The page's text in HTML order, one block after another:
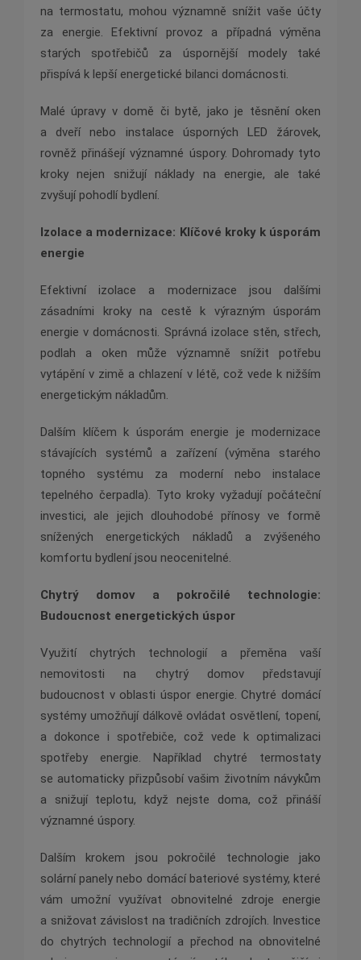
na termostatu, mohou významně snížit vaše účty
za energie. Efektivní provoz a případná výměna
starých spotřebičů za úspornější modely také
přispívá k lepší energetické bilanci domácnosti.
Malé úpravy v domě či bytě, jako je těsnění oken
a dveří nebo instalace úsporných LED žárovek,
rovněž přinášejí významné úspory. Dohromady tyto
kroky nejen snižují náklady na energie, ale také
zvyšují pohodlí bydlení.
Izolace a modernizace: Klíčové kroky k úsporám
energie
Efektivní izolace a modernizace jsou dalšími
zásadními kroky na cestě k výrazným úsporám
energie v domácnosti. Správná izolace stěn, střech,
podlah a oken může významně snížit potřebu
vytápění v zimě a chlazení v létě, což vede k nižším
energetickým nákladům.
Dalším klíčem k úsporám energie je modernizace
stávajících systémů a zařízení (výměna starého
topného systému za moderní nebo instalace
tepelného čerpadla). Tyto kroky vyžadují počáteční
investici, ale jejich dlouhodobé přínosy ve formě
snížených energetických nákladů a zvýšeného
komfortu bydlení jsou neocenitelné.
Chytrý domov a pokročilé technologie:
Budoucnost energetických úspor
Využití chytrých technologií a přeměna vaší
nemovitosti na chytrý domov představují
budoucnost v oblasti úspor energie. Chytré domácí
systémy umožňují dálkově ovládat osvětlení, topení,
a dokonce i spotřebiče, což vede k optimalizaci
spotřeby energie. Například chytré termostaty
se automaticky přizpůsobí vašim životním návykům
a snižují teplotu, když nejste doma, což přináší
významné úspory.
Dalším krokem jsou pokročilé technologie jako
solární panely nebo domácí bateriové systémy, které
vám umožní využívat obnovitelné zdroje energie
a snižovat závislost na tradičních zdrojích. Investice
do chytrých technologií a přechod na obnovitelné